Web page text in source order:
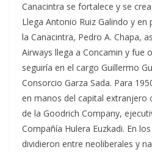
Canacintra se fortalece y se
Llega Antonio Ruiz Galindo y en
la Canacintra, Pedro A. Chapa,
Airways llega a Concamin y fue
seguiría en el cargo Guillermo
Consorcio Garza Sada. Para
en manos del capital extranjero
de la Goodrich Company,
Compañía Hulera Euzkadi. En
dividieron entre neoliberales y